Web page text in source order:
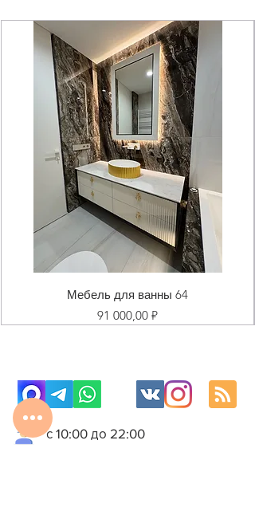
Мебель для ванны 64
Цена
91 000,00 ₽
с 10:00 до 22:00